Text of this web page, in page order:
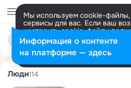
Мы используем cookie-файлы,
сервисы для вас. Если ваш
настроить cookie-файлы
представитель. Больше
Разрешить все Настроить
Поиск
людям
zoya platonova
Люди114
Информация о контенте
на платформе — здесь